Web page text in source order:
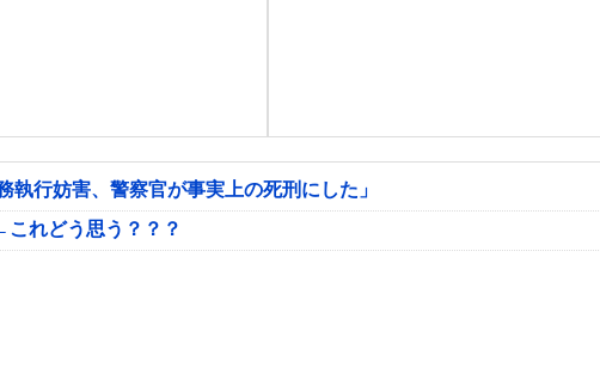
行妨害、警察官が事実上の死刑にした」
れどう思う？？？